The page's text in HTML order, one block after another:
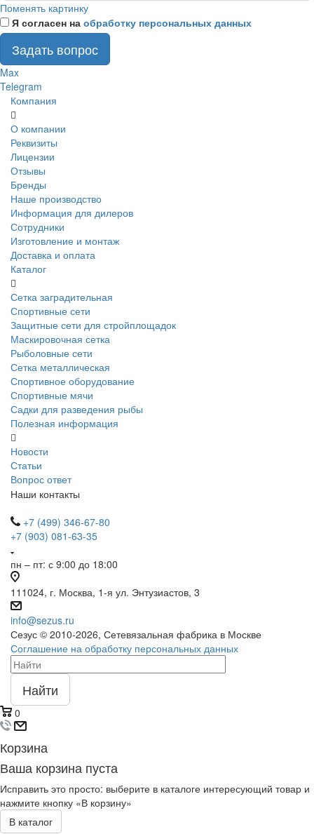
Поменять картинку
Я согласен на обработку персональных данных
Задать вопрос
Max
Telegram
Компания
О компании
Реквизиты
Лицензии
Отзывы
Бренды
Наше производство
Информация для дилеров
Сотрудники
Изготовление и монтаж
Доставка и оплата
Каталог
Сетка заградительная
Спортивные сети
Защитные сети для стройплощадок
Маскировочная сетка
Рыболовные сети
Сетка металлическая
Спортивное оборудование
Спортивные мячи
Садки для разведения рыбы
Полезная информация
Новости
Статьи
Вопрос ответ
Наши контакты
+7 (499) 346-67-80
+7 (903) 081-63-35
пн – пт: с 9:00 до 18:00
111024, г. Москва, 1-я ул. Энтузиастов, 3
info@sezus.ru
Сезус © 2010-2026, Сетевязальная фабрика в Москве
Соглашение на обработку персональных данных
Найти
0
Корзина
Ваша корзина пуста
Исправить это просто: выберите в каталоге интересующий товар и
нажмите кнопку «В корзину»
В каталог